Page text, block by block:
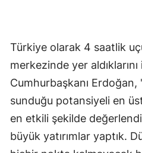
Türkiye olarak 4 saatlik
merkezinde yer
Cumhurbaşkanı Erdoğan,
sunduğu potansiyeli en
en etkili şekilde
büyük yatırımlar yaptık.